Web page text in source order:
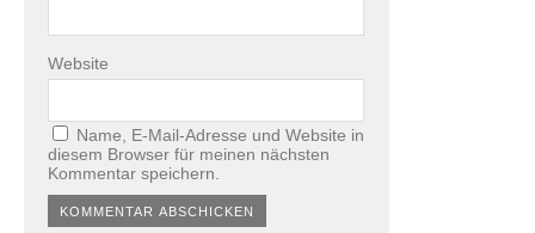
Website
Name, E-Mail-Adresse und Website in
diesem Browser für meinen nächsten
Kommentar speichern.